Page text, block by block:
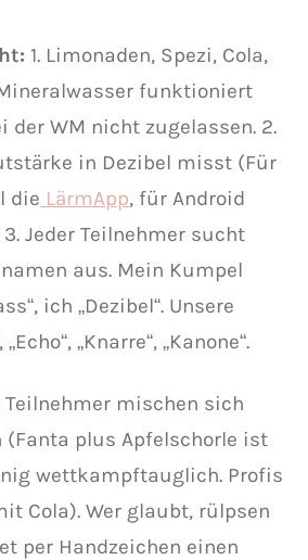
1. Limonaden, Spezi, Cola,
funktioniert
der WM nicht zugelassen. 2.
in Dezibel misst (Für
die LärmApp, für Android
3. Jeder Teilnehmer sucht
aus. Mein Kumpel
ich „Dezibel“. Unsere
„Knarre“, „Kanone“.
Teilnehmer mischen sich
(Fanta plus Apfelschorle ist
wettkampftauglich. Profis
Cola). Wer glaubt, rülpsen
per Handzeichen einen